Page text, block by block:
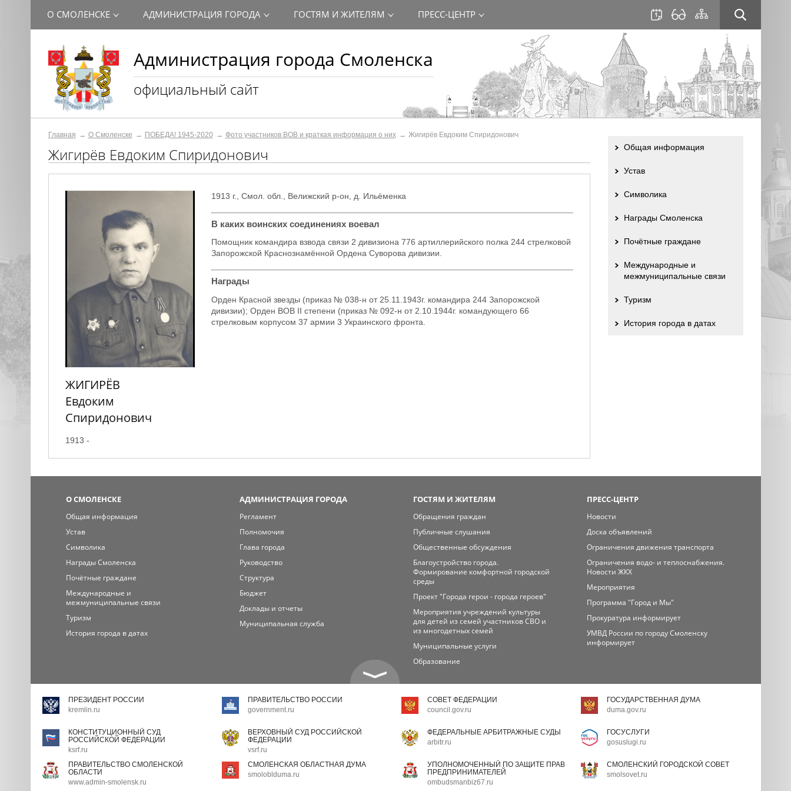
Администрация города Смоленска
официальный сайт
О СМОЛЕНСКЕ АДМИНИСТРАЦИЯ ГОРОДА ГОСТЯМ И ЖИТЕЛЯМ ПРЕСС-ЦЕНТР
Главная О Смоленске ПОБЕДА! 1945-2020 Фото участников ВОВ и краткая информация о них Жигирёв Евдоким Спиридонович
Жигирёв Евдоким Спиридонович
ЖИГИРЁВ
Евдоким
Спиридонович
1913 -
1913 г., Смол. обл., Велижский р-он, д. Ильёменка
В каких воинских соединениях воевал
Помощник командира взвода связи 2 дивизиона 776 артиллерийского полка 244 стрелковой
Запорожской Краснознамённой Ордена Суворова дивизии.
Награды
Орден Красной звезды (приказ № 038-н от 25.11.1943г. командира 244 Запорожской
дивизии); Орден ВОВ II степени (приказ № 092-н от 2.10.1944г. командующего 66
стрелковым корпусом 37 армии 3 Украинского фронта.
Общая информация
Устав
Символика
Награды Смоленска
Почётные граждане
Международные и
межмуниципальные связи
Туризм
История города в датах
О СМОЛЕНСКЕ
Общая информация
Устав
Символика
Награды Смоленска
Почётные граждане
Международные и
межмуниципальные связи
Туризм
История города в датах
АДМИНИСТРАЦИЯ ГОРОДА
Регламент
Полномочия
Глава города
Руководство
Структура
Бюджет
Доклады и отчеты
Муниципальная служба
ГОСТЯМ И ЖИТЕЛЯМ
Обращения граждан
Публичные слушания
Общественные обсуждения
Благоустройство города.
Формирование комфортной городской
среды
Проект "Города герои - города героев"
Мероприятия учреждений культуры
для детей из семей участников СВО и
из многодетных семей
Муниципальные услуги
Образование
ПРЕСС-ЦЕНТР
Новости
Доска объявлений
Ограничения движения транспорта
Ограничения водо- и теплоснабжения.
Новости ЖКХ
Мероприятия
Программа "Город и Мы"
Прокуратура информирует
УМВД России по городу Смоленску
информирует
ПРЕЗИДЕНТ РОССИИ
kremlin.ru
ПРАВИТЕЛЬСТВО РОССИИ
government.ru
СОВЕТ ФЕДЕРАЦИИ
council.gov.ru
ГОСУДАРСТВЕННАЯ ДУМА
duma.gov.ru
КОНСТИТУЦИОННЫЙ СУД
РОССИЙСКОЙ ФЕДЕРАЦИИ
ksrf.ru
ВЕРХОВНЫЙ СУД РОССИЙСКОЙ
ФЕДЕРАЦИИ
vsrf.ru
ФЕДЕРАЛЬНЫЕ АРБИТРАЖНЫЕ СУДЫ
arbitr.ru
ГОСУСЛУГИ
gosuslugi.ru
ПРАВИТЕЛЬСТВО СМОЛЕНСКОЙ
ОБЛАСТИ
www.admin-smolensk.ru
СМОЛЕНСКАЯ ОБЛАСТНАЯ ДУМА
smoloblduma.ru
УПОЛНОМОЧЕННЫЙ ПО ЗАЩИТЕ ПРАВ
ПРЕДПРИНИМАТЕЛЕЙ
ombudsmanbiz67.ru
СМОЛЕНСКИЙ ГОРОДСКОЙ СОВЕТ
smolsovet.ru